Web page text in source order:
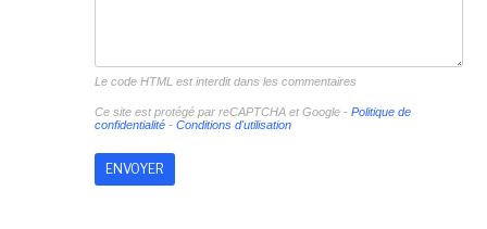
Le code HTML est interdit dans les commentaires
Ce site est protégé par reCAPTCHA et Google - Politique de
confidentialité- Conditions d'utilisation